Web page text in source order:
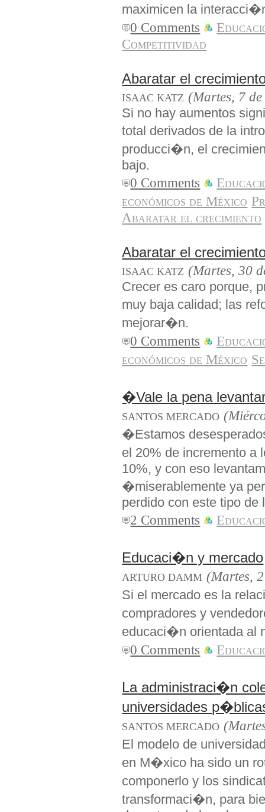
maximicen la
0 Comments
Competitividad
Abaratar el
ISAAC KATZ (Martes, 7
Si no hay aumentos
total derivados de la
producci�n, el
bajo.
0 Comments
económicos de México
Abaratar el crecimiento
Abaratar el
ISAAC KATZ (Martes, 30
Crecer es caro porque,
muy baja calidad; las
mejorar�n.
0 Comments
económicos de México
�Vale la pena
SANTOS MERCADO
�Estamos
el 20% de incremento
10%, y con eso
�miserablemente ya
perdido con este tipo de
2 Comments
Educaci�n y mercado
ARTURO DAMM (Martes,
Si el mercado es la
compradores y
educaci�n orientada al
0 Comments
La administraci�n
universidades
SANTOS MERCADO
El modelo de
en M�xico ha sido un
componerlo y los
transformaci�n, para